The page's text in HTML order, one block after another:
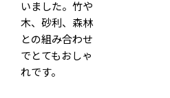
いました。竹や
木、砂利、森林
との組み合わせ
でとてもおしゃ
れです。